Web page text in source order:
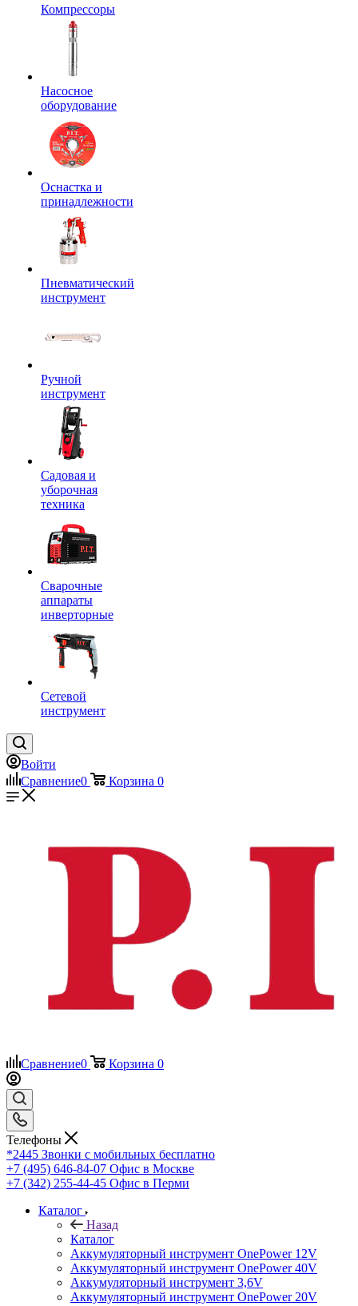
Компрессоры
Насосное
оборудование
Оснастка и
принадлежности
Пневматический
инструмент
Ручной
инструмент
Садовая и
уборочная
техника
Сварочные
аппараты
инверторные
Сетевой
инструмент
Войти
Сравнение0 Корзина 0
Сравнение0 Корзина 0
Телефоны
*2445 Звонки с мобильных бесплатно
+7 (495) 646-84-07 Офис в Москве
+7 (342) 255-44-45 Офис в Перми
Каталог
Назад
Каталог
Аккумуляторный инструмент OnePower 12V
Аккумуляторный инструмент OnePower 40V
Аккумуляторный инструмент 3,6V
Аккумуляторный инструмент OnePower 20V